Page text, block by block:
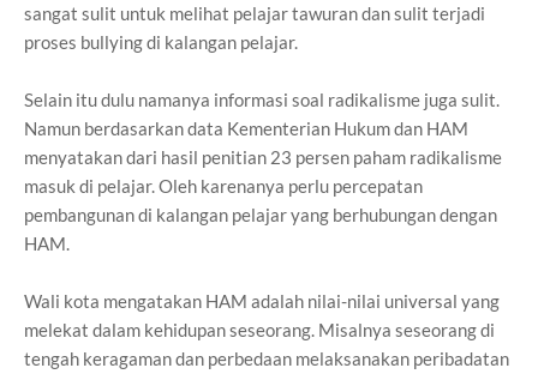
sangat sulit untuk melihat pelajar tawuran dan sulit terjadi
proses bullying di kalangan pelajar.
Selain itu dulu namanya informasi soal radikalisme juga sulit.
Namun berdasarkan data Kementerian Hukum dan HAM
menyatakan dari hasil penitian 23 persen paham radikalisme
masuk di pelajar. Oleh karenanya perlu percepatan
pembangunan di kalangan pelajar yang berhubungan dengan
HAM.
Wali kota mengatakan HAM adalah nilai-nilai universal yang
melekat dalam kehidupan seseorang. Misalnya seseorang di
tengah keragaman dan perbedaan melaksanakan peribadatan